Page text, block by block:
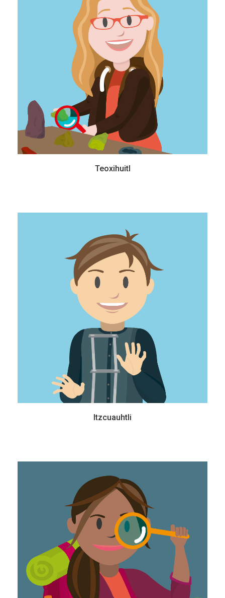
Teoxihuitl
Le encanta coleccionar piedritas, todo el tiempo anda con los bolsillos llenos de
ellas. No las ve como cualquier otra persona, constantemente se pregunta por qué
son diferentes, de qué están hechas o cómo se formaron. Siempre busca una
distinta, con la ilusión de encontrar una piedra preciosa y regalársela a su abue.
Itzcuauhtli
14 años - Secundaria
Es un chico muy travieso, siempre hace hoyos en su patio, en el parque, en
donde pueda…. Le encanta la idea de que algún día descubrirá un fósil o los
huesos de un nuevo dinosaurio y podrá imaginar cómo era y cómo vivía.
Ameyaltzin
15 años - Secundaria
Es una joven que le fascina observar la naturaleza a su alrededor, sentir el viento
y la lluvia. A veces no aguanta la tentación y termina quitándose los zapatos para
sentir la tierra mojada bajo sus pies.